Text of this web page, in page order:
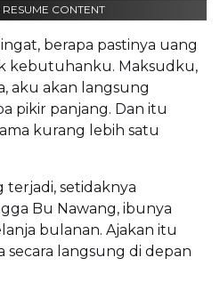
CONTENT
berapa pastinya uang
kebutuhanku. Maksudku,
aku akan langsung
pikir panjang. Dan itu
kurang lebih satu
terjadi, setidaknya
Bu Nawang, ibunya
bulanan. Ajakan itu
secara langsung di depan